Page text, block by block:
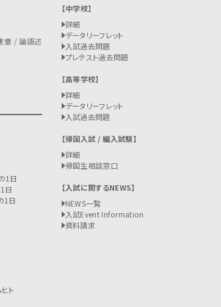
章 / 論語述
1日
日
1日
ト
中学校
詳細
データリーフレット
入試過去問題
プレテスト過去問題
高等学校
詳細
データリーフレット
入試過去問題
帰国入試 / 編入試験
詳細
帰国生相談窓口
入試に関するNEWS
NEWS一覧
入試Event Information
資料請求